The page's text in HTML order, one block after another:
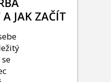
A JAK ZAČÍT